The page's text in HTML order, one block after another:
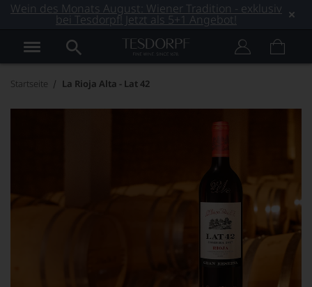
Wein des Monats August: Wiener Tradition - exklusiv
bei Tesdorpf! Jetzt als 5+1 Angebot!
Startseite La Rioja Alta - Lat 42